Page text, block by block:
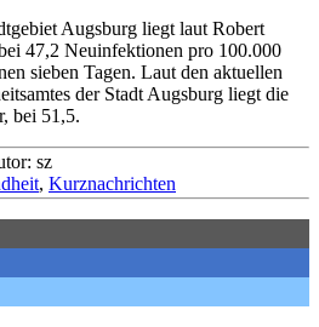
Augsburg liegt laut Robert
47,2 Neuinfektionen pro 100.000
sieben Tagen. Laut den aktuellen
der Stadt Augsburg liegt die
bei 51,5.
sz
, Kurznachrichten